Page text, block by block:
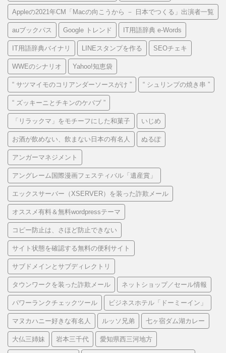
Appleの2021年CM「Macの向こうから － 日本でつくる」出演者一覧
auブックパス Google トレンド IT用語辞典 e-Words
IT用語辞典バイナリ LINEスタンプを作る SEOチェキ
WWEのシナリオ Yahoo!知恵袋
“ サツマイモのコリアンダーソースがけ ” “ シュリンプの焼き串 ”
“ ズッキーニとチキンのケバブ ”
「リラックマ」をモチーフにした和菓子 いじめ
お酒が飲めない、飲まない日本の有名人 ぬるぽ
アンガーマネジメント
アングレーム国際漫画フェスティバル「遺産賞」
エックスサーバー（XSERVER）を装った詐欺メール
オススメ有料＆無料wordpressテーマ
コピー防止は、さほど防止できない
サイト状態を確認する無料の便利サイト
サブドメインとサブディレクトリ
タウンワークを装った詐欺メール ネットショップ／セール情報
パワーランクチェックツール ビジネスホテル「ドーミーイン」
マヌカハニー好きな有名人 ルッソ兄弟 七ヶ宿ダム湖カレー
大仏三姉妹 岩本三千代 愛知県西三河地方